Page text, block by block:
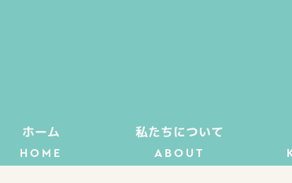
ホーム
HOME
私たちについて
ABOUT